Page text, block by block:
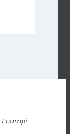
I campi